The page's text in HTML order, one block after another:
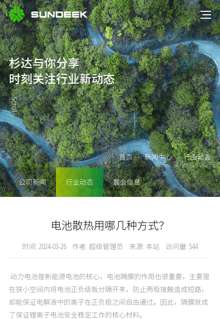
杉达与你分享
时刻关注行业新动态
Scroll
首页 - 新闻中心 - 行业动态
公司新闻 行业动态 展会信息
电池散热用哪几种方式？
时间: 2024-03-26 作者: 超级管理员 来源: 本站 访问量: 544
动力电池是新能源电池的核心，电池隔膜的作用也很重要，主要是
在狭小空间内将电池正负级板分隔开来，防止两极接触造成短路，
却能保证电解液中的离子在正负极之间自由通过。因此，隔膜就成
了保证锂离子电池安全稳定工作的核心材料。